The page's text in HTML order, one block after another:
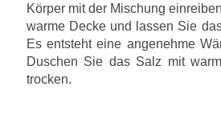
Körper mit der Mischung
warme Decke und lassen Sie
Es entsteht eine angenehme
Duschen Sie das Salz mit
trocken.